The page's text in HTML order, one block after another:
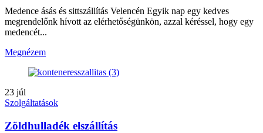
Medence ásás és sittszállítás Velencén Egyik nap egy kedves
megrendelőnk hívott az elérhetőségünkön, azzal kéréssel, hogy egy
medencét...
Megnézem
23 júl
Szolgáltatások
Zöldhulladék elszállítás